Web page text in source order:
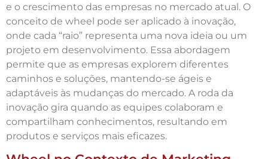
e o crescimento das empresas no mercado atual. O
conceito de wheel pode ser aplicado à inovação,
onde cada “raio” representa uma nova ideia ou um
projeto em desenvolvimento. Essa abordagem
permite que as empresas explorem diferentes
caminhos e soluções, mantendo-se ágeis e
adaptáveis às mudanças do mercado. A roda da
inovação gira quando as equipes colaboram e
compartilham conhecimentos, resultando em
produtos e serviços mais eficazes.